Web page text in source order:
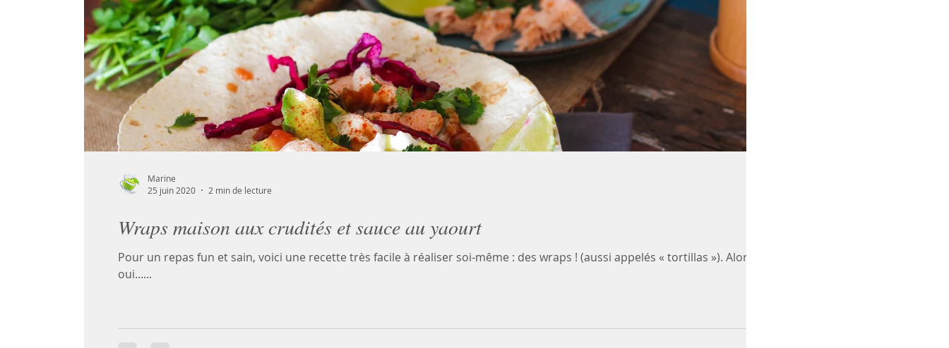
Wraps maison aux crudités et sauce au yaourt
Pour un repas fun et sain, voici une recette très facile à réaliser soi-même : des wraps ! (aussi appelés « tortillas »). Alors
oui......
Marine
25 juin 2020
2 min de lecture